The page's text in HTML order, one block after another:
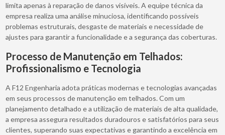
limita apenas à reparação de danos visíveis. A equipe técnica da
empresa realiza uma análise minuciosa, identificando possíveis
problemas estruturais, desgaste de materiais e necessidade de
ajustes para garantir a funcionalidade e a segurança das coberturas.
Processo de Manutenção em Telhados:
Profissionalismo e Tecnologia
A F12 Engenharia adota práticas modernas e tecnologias avançadas
em seus processos de manutenção em telhados. Com um
planejamento detalhado e a utilização de materiais de alta qualidade,
a empresa assegura resultados duradouros e satisfatórios para seus
clientes, superando suas expectativas e garantindo a excelência em